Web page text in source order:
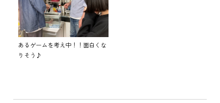
あるゲームを考え中！！面白くな
りそう♪